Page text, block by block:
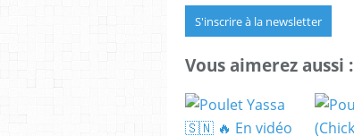
S'inscrire à la newsletter
Vous aimerez aussi :